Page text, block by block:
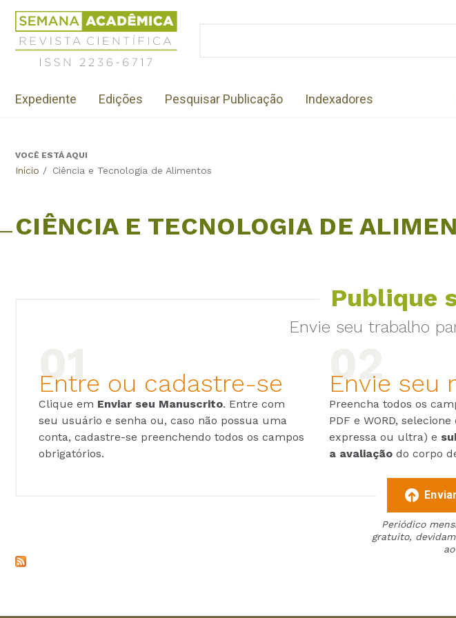
Jump
navigation
Revista
Científica
Semana
Acadêmica
2236-
Menu
institutional
Expediente Edições Pesquisar Publicação Indexadores
BackVOCÊ ESTÁ AQUI
Início / Ciência e Tecnologia de Alimentos
CIÊNCIA E TECNOLOGIA DE
Publique
Envie seu trabalho
Entre ou cadastre-se
Clique em Enviar seu Manuscrito. Entre com
seu usuário e senha ou, caso não possua uma
conta, cadastre-se preenchendo todos os campos
obrigatórios.
Envie seu
Preencha todos os
PDF e WORD,
expressa ou ultra) e
a avaliação do corpo
Periódico
gratuito,